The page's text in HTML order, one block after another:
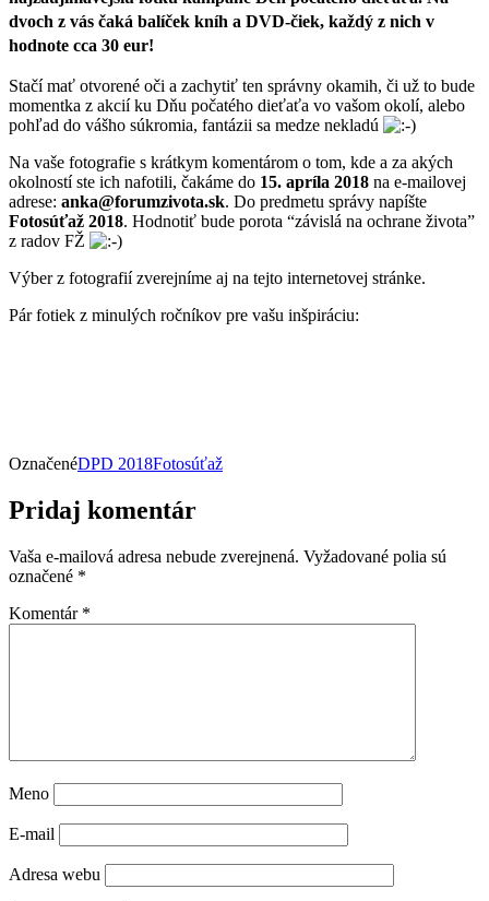
dvoch z vás čaká balíček kníh a DVD-čiek, každý z nich v
hodnote cca 30 eur!
Stačí mať otvorené oči a zachytiť ten správny okamih, či už to bude
momentka z akcií ku Dňu počatého dieťaťa vo vašom okolí, alebo
pohľad do vášho súkromia, fantázii sa medze nekladú
Na vaše fotografie s krátkym komentárom o tom, kde a za akých
okolností ste ich nafotili, čakáme do 15. apríla 2018 na e-mailovej
adrese: anka@forumzivota.sk. Do predmetu správy napíšte
Fotosúťaž 2018. Hodnotiť bude porota “závislá na ochrane života”
z radov FŽ
Výber z fotografií zverejníme aj na tejto internetovej stránke.
Pár fotiek z minulých ročníkov pre vašu inšpiráciu:
OznačenéDPD 2018Fotosúťaž
Pridaj komentár
Vaša e-mailová adresa nebude zverejnená. Vyžadované polia sú
označené *
Komentár *
Meno
E-mail
Adresa webu